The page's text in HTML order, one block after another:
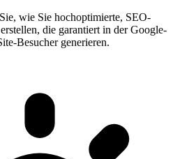
wie Sie hochoptimierte, SEO-
die garantiert in der Google-
Besucher generieren.